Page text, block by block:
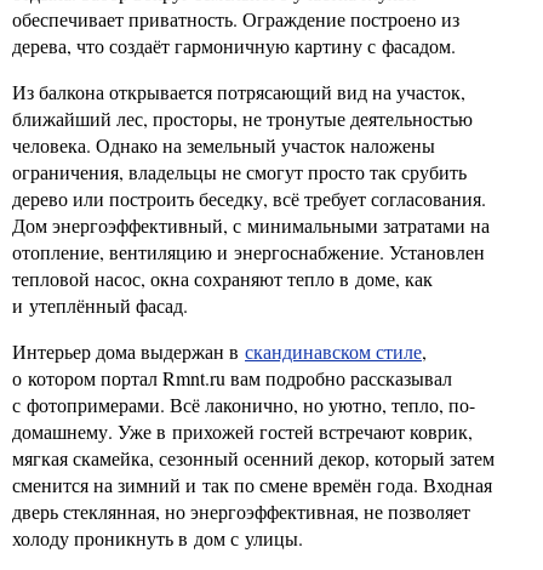
обеспечивает приватность. Ограждение построено из
дерева, что создаёт гармоничную картину с фасадом.
Из балкона открывается потрясающий вид на участок,
ближайший лес, просторы, не тронутые деятельностью
человека. Однако на земельный участок наложены
ограничения, владельцы не смогут просто так срубить
дерево или построить беседку, всё требует согласования.
Дом энергоэффективный, с минимальными затратами на
отопление, вентиляцию и энергоснабжение. Установлен
тепловой насос, окна сохраняют тепло в доме, как
и утеплённый фасад.
Интерьер дома выдержан в скандинавском стиле,
о котором портал Rmnt.ru вам подробно рассказывал
с фотопримерами. Всё лаконично, но уютно, тепло, по-
домашнему. Уже в прихожей гостей встречают коврик,
мягкая скамейка, сезонный осенний декор, который затем
сменится на зимний и так по смене времён года. Входная
дверь стеклянная, но энергоэффективная, не позволяет
холоду проникнуть в дом с улицы.